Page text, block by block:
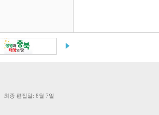
최종 편집일: 8월 7일